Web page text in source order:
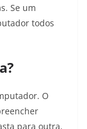
Se um
todos
O
para outra.